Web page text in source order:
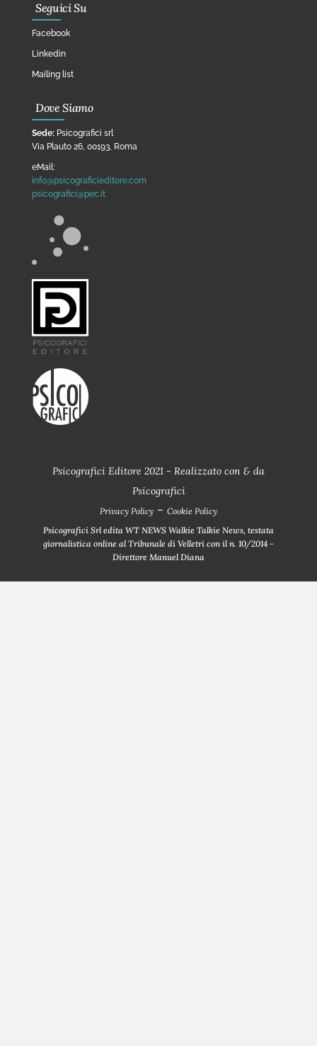
Seguici Su
Facebook
Linkedin
Mailing list
Dove Siamo
Sede: Psicografici srl
Via Plauto 26, 00193, Roma
eMail:
info@psicograficieditore.com
psicografici@pec.it
Psicografici Editore 2021 - Realizzato con & da
Psicografici
Privacy Policy - Cookie Policy
Psicografici Srl edita WT NEWS Walkie Talkie News, testata
giornalistica online al Tribunale di Velletri con il n. 10/2014 -
Direttore Manuel Diana